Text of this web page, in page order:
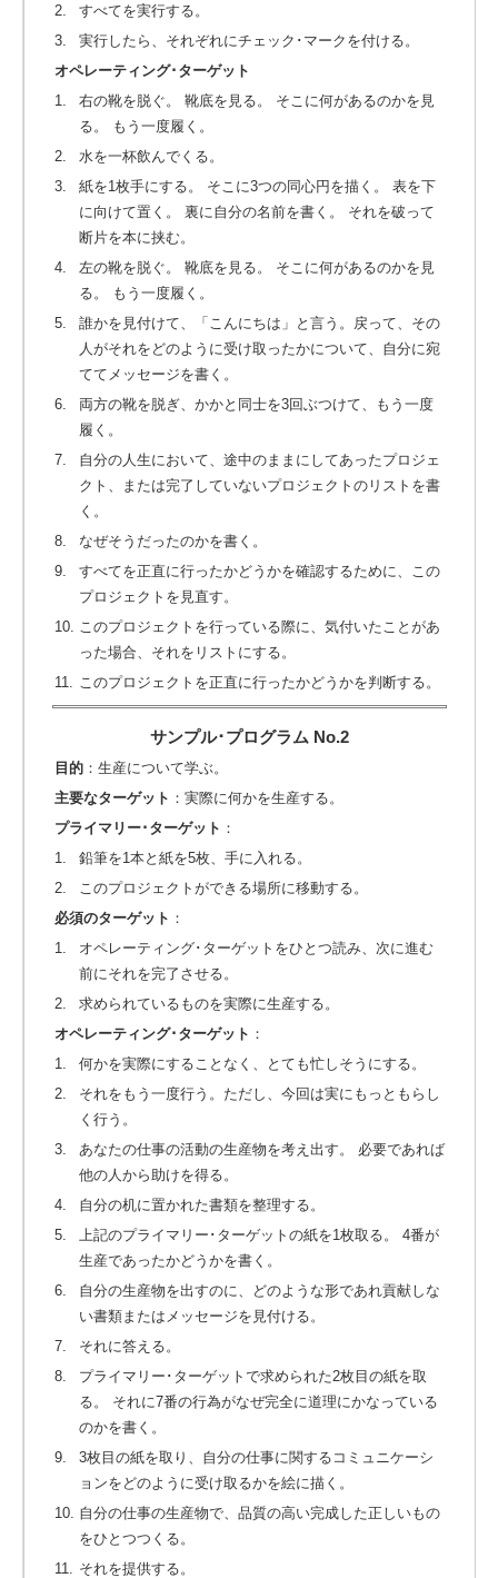
2.
すべてを実行する。
3.
実行したら、それぞれにチェック･マークを付ける。
オペレーティング･ターゲット
1.
右の靴を脱ぐ。 靴底を見る。 そこに何があるのかを見
る。 もう一度履く。
2.
水を一杯飲んでくる。
3.
紙を1枚手にする。 そこに3つの同心円を描く。 表を下
に向けて置く。 裏に自分の名前を書く。 それを破って
断片を本に挟む。
4.
左の靴を脱ぐ。 靴底を見る。 そこに何があるのかを見
る。 もう一度履く。
5.
誰かを見付けて、「こんにちは」と言う。戻って、その
人がそれをどのように受け取ったかについて、自分に宛
ててメッセージを書く。
6.
両方の靴を脱ぎ、かかと同士を3回ぶつけて、もう一度
履く。
7.
自分の人生において、途中のままにしてあったプロジェ
クト、または完了していないプロジェクトのリストを書
く。
8.
なぜそうだったのかを書く。
9.
すべてを正直に行ったかどうかを確認するために、この
プロジェクトを見直す。
10. このプロジェクトを行っている際に、気付いたことがあ
った場合、それをリストにする。
11. このプロジェクトを正直に行ったかどうかを判断する。
サンプル･プログラム No.2
目的 ：生産について学ぶ。
主要なターゲット ：実際に何かを生産する。
プライマリー･ターゲット ：
1.
鉛筆を1本と紙を5枚、手に入れる。
2.
このプロジェクトができる場所に移動する。
必須のターゲット ：
1.
オペレーティング･ターゲットをひとつ読み、次に進む
前にそれを完了させる。
2.
求められているものを実際に生産する。
オペレーティング･ターゲット ：
1.
何かを実際にすることなく、とても忙しそうにする。
2.
それをもう一度行う。ただし、今回は実にもっともらし
く行う。
3.
あなたの仕事の活動の生産物を考え出す。 必要であれば
他の人から助けを得る。
4.
自分の机に置かれた書類を整理する。
5.
上記のプライマリー･ターゲットの紙を1枚取る。 4番が
生産であったかどうかを書く。
6.
自分の生産物を出すのに、どのような形であれ貢献しな
い書類またはメッセージを見付ける。
7.
それに答える。
8.
プライマリー･ターゲットで求められた2枚目の紙を取
る。 それに7番の行為がなぜ完全に道理にかなっている
のかを書く。
9.
3枚目の紙を取り、自分の仕事に関するコミュニケーシ
ョンをどのように受け取るかを絵に描く。
10. 自分の仕事の生産物で、品質の高い完成した正しいもの
をひとつつくる。
11.
それを提供する。